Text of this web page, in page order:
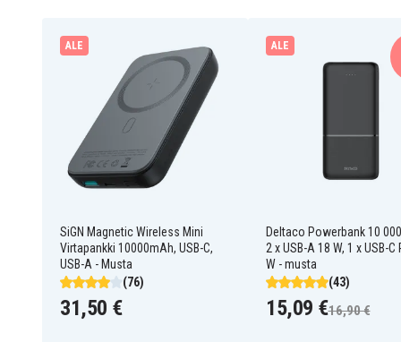
Merkki Baseus
Ominaisuus
Vaikutus 22.5 W
Kapasiteetti 10000 mAh
sopii tabletti
ALE
SiGN Magnetic Wireless Mini
Virtapankki 10000mAh, USB-C,
USB-A - Musta
(76)
31,50 €
ALE
Deltaco Powerbank 10
2 x USB-A 18 W, 1 x USB-C
W - musta
(43)
15,09 €16,90 €